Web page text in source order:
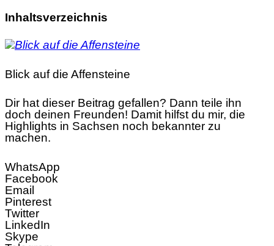
Inhaltsverzeichnis
Blick auf die Affensteine
Dir hat dieser Beitrag gefallen? Dann teile ihn
doch deinen Freunden! Damit hilfst du mir, die
Highlights in Sachsen noch bekannter zu
machen.
WhatsApp
Facebook
Email
Pinterest
Twitter
LinkedIn
Skype